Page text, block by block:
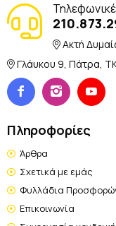
Ακτή
Γλάυκου 9, Πάτρα,
Πληροφορίες
Άρθρα
Σχετικά με εμάς
Φυλλάδια
Επικοινωνία